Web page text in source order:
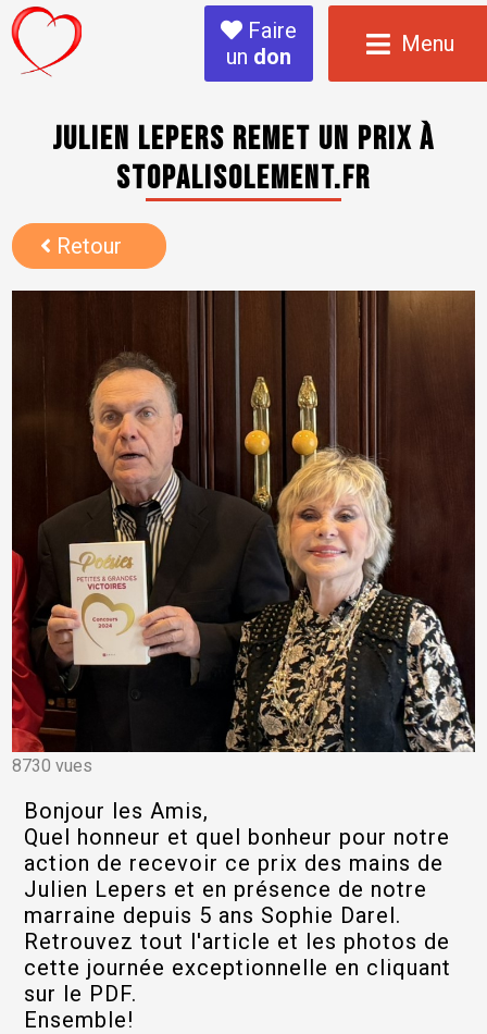
Faire
un don Menu
Julien Lepers remet un prix à
Stopalisolement.fr
Retour
8730 vues
Bonjour les Amis,
Quel honneur et quel bonheur pour notre
action de recevoir ce prix des mains de
Julien Lepers et en présence de notre
marraine depuis 5 ans Sophie Darel.
Retrouvez tout l'article et les photos de
cette journée exceptionnelle en cliquant
sur le PDF.
Ensemble!